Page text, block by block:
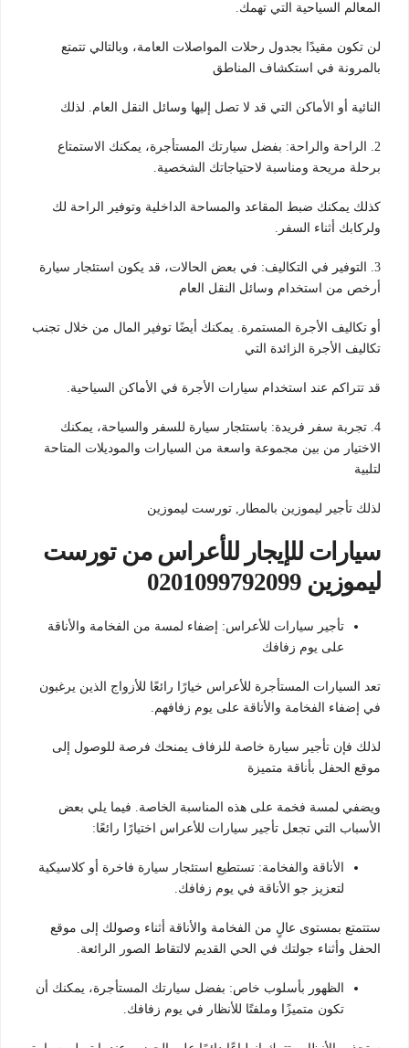
المعالم السياحية التي تهمك.
لن تكون مقيدًا بجدول رحلات المواصلات العامة، وبالتالي تتمتع
بالمرونة في استكشاف المناطق
النائية أو الأماكن التي قد لا تصل إليها وسائل النقل العام. لذلك
2. الراحة والراحة: بفضل سيارتك المستأجرة، يمكنك الاستمتاع
برحلة مريحة ومناسبة لاحتياجاتك الشخصية.
كذلك يمكنك ضبط المقاعد والمساحة الداخلية وتوفير الراحة لك
ولركابك أثناء السفر.
3. التوفير في التكاليف: في بعض الحالات، قد يكون استئجار سيارة
أرخص من استخدام وسائل النقل العام
أو تكاليف الأجرة المستمرة. يمكنك أيضًا توفير المال من خلال تجنب
تكاليف الأجرة الزائدة التي
قد تتراكم عند استخدام سيارات الأجرة في الأماكن السياحية.
4. تجربة سفر فريدة: باستئجار سيارة للسفر والسياحة، يمكنك
الاختيار من بين مجموعة واسعة من السيارات والموديلات المتاحة
لتلبية
لذلك تأجير ليموزين بالمطار, تورست ليموزين
سيارات للإيجار للأعراس من تورست
ليموزين 0201099792099
تأجير سيارات للأعراس: إضفاء لمسة من الفخامة والأناقة
على يوم زفافك
تعد السيارات المستأجرة للأعراس خيارًا رائعًا للأزواج الذين يرغبون
في إضفاء الفخامة والأناقة على يوم زفافهم.
لذلك فإن تأجير سيارة خاصة للزفاف يمنحك فرصة للوصول إلى
موقع الحفل بأناقة متميزة
ويضفي لمسة فخمة على هذه المناسبة الخاصة. فيما يلي بعض
الأسباب التي تجعل تأجير سيارات للأعراس اختيارًا رائعًا:
الأناقة والفخامة: تستطيع استئجار سيارة فاخرة أو كلاسيكية
لتعزيز جو الأناقة في يوم زفافك.
ستتمتع بمستوى عالٍ من الفخامة والأناقة أثناء وصولك إلى موقع
الحفل وأثناء جولتك في الحي القديم لالتقاط الصور الرائعة.
الظهور بأسلوب خاص: بفضل سيارتك المستأجرة، يمكنك أن
تكون متميزًا وملفتًا للأنظار في يوم زفافك.